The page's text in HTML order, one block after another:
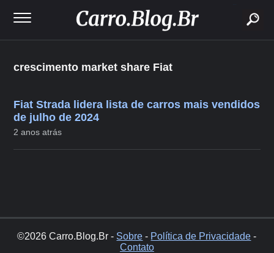
crescimento market share Fiat
Fiat Strada lidera lista de carros mais vendidos
de julho de 2024
2 anos atrás
©2026 Carro.Blog.Br - Sobre - Política de Privacidade -
Contato